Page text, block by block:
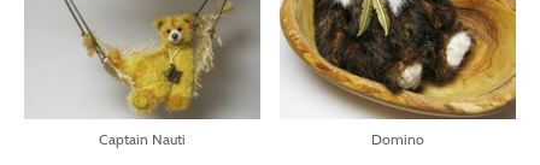
Captain Nauti Domino